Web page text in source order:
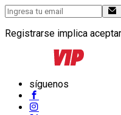
Registrarse implica
síguenos